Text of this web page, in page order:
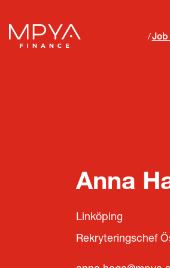
Job
Anna
Linköping
Rekryteringschef